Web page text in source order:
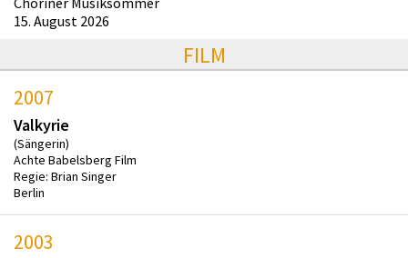
15. August 2026
FILM
2007
Valkyrie
(Sängerin)
Achte Babelsberg Film
Regie: Brian Singer
Berlin
2003